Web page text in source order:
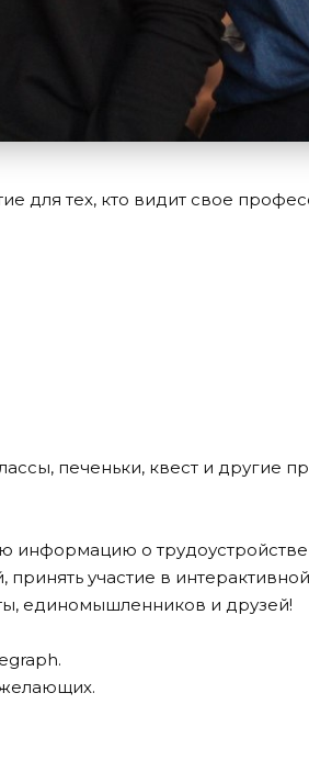
для тех, кто видит свое
печеньки, квест и другие
информацию о
участие в
единомышленников и друзей!